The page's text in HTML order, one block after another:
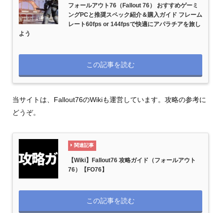
フォールアウト76（Fallout 76） おすすめゲーミ
ングPCと推奨スペック紹介＆購入ガイド フレーム
レート60fps or 144fpsで快適にアパラチアを旅し
よう
この記事を読む
当サイトは、Fallout76のWikiも運営しています。攻略の参考に
どうぞ。
関連記事
【Wiki】Fallout76 攻略ガイド（フォールアウト
76）【FO76】
この記事を読む